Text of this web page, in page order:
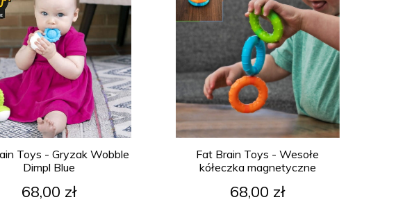
Toys - Gryzak Wobble
Dimpl Blue
68,00 zł
Fat Brain Toys - Wesołe
kółeczka magnetyczne
68,00 zł